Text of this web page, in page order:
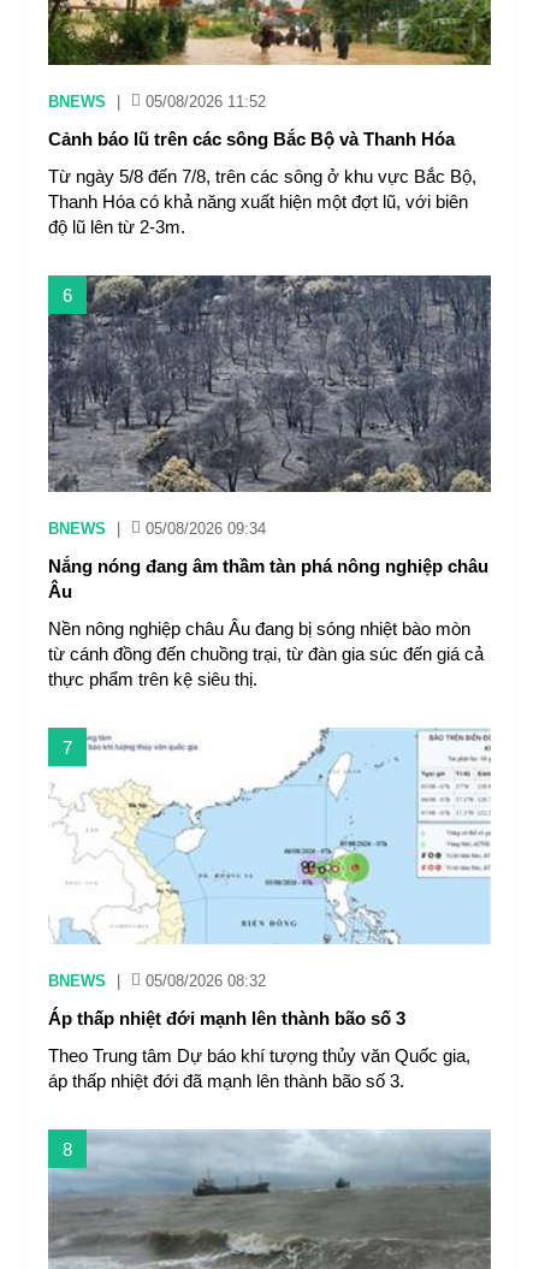
BNEWS 05/08/2026 11:52
Cảnh báo lũ trên các sông Bắc Bộ và Thanh Hóa
Từ ngày 5/8 đến 7/8, trên các sông ở khu vực Bắc Bộ,
Thanh Hóa có khả năng xuất hiện một đợt lũ, với biên
độ lũ lên từ 2-3m.
6
BNEWS 05/08/2026 09:34
Nắng nóng đang âm thầm tàn phá nông nghiệp châu
Âu
Nền nông nghiệp châu Âu đang bị sóng nhiệt bào mòn
từ cánh đồng đến chuồng trại, từ đàn gia súc đến giá cả
thực phẩm trên kệ siêu thị.
7
BNEWS 05/08/2026 08:32
Áp thấp nhiệt đới mạnh lên thành bão số 3
Theo Trung tâm Dự báo khí tượng thủy văn Quốc gia,
áp thấp nhiệt đới đã mạnh lên thành bão số 3.
8